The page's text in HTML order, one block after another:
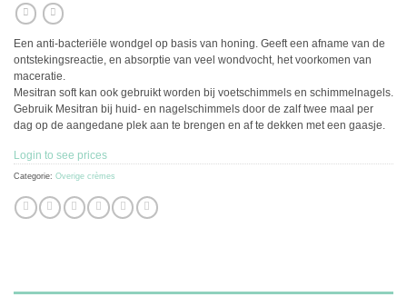
Een anti-bacteriële wondgel op basis van honing. Geeft een afname van de
ontstekingsreactie, en absorptie van veel wondvocht, het voorkomen van
maceratie.
Mesitran soft kan ook gebruikt worden bij voetschimmels en schimmelnagels.
Gebruik Mesitran bij huid- en nagelschimmels door de zalf twee maal per
dag op de aangedane plek aan te brengen en af te dekken met een gaasje.
Login to see prices
Categorie: Overige crèmes